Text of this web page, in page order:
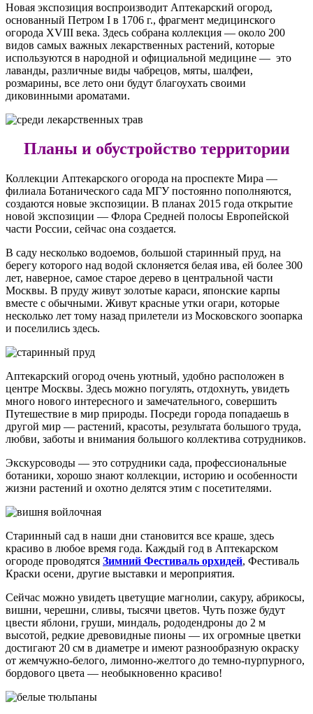
Новая экспозиция воспроизводит Аптекарский огород,
основанный Петром I в 1706 г., фрагмент медицинского
огорода XVIII века. Здесь собрана коллекция — около 200
видов самых важных лекарственных растений, которые
используются в народной и официальной медицине — это
лаванды, различные виды чабрецов, мяты, шалфеи,
розмарины, все лето они будут благоухать своими
диковинными ароматами.
Планы и обустройство территории
Коллекции Аптекарского огорода на проспекте Мира —
филиала Ботанического сада МГУ постоянно пополняются,
создаются новые экспозиции. В планах 2015 года открытие
новой экспозиции — Флора Средней полосы Европейской
части России, сейчас она создается.
В саду несколько водоемов, большой старинный пруд, на
берегу которого над водой склоняется белая ива, ей более 300
лет, наверное, самое старое дерево в центральной части
Москвы. В пруду живут золотые караси, японские карпы
вместе с обычными. Живут красные утки огари, которые
несколько лет тому назад прилетели из Московского зоопарка
и поселились здесь.
Аптекарский огород очень уютный, удобно расположен в
центре Москвы. Здесь можно погулять, отдохнуть, увидеть
много нового интересного и замечательного, совершить
Путешествие в мир природы. Посреди города попадаешь в
другой мир — растений, красоты, результата большого труда,
любви, заботы и внимания большого коллектива сотрудников.
Экскурсоводы — это сотрудники сада, профессиональные
ботаники, хорошо знают коллекции, историю и особенности
жизни растений и охотно делятся этим с посетителями.
Старинный сад в наши дни становится все краше, здесь
красиво в любое время года. Каждый год в Аптекарском
огороде проводятся Зимний Фестиваль орхидей, Фестиваль
Краски осени, другие выставки и мероприятия.
Сейчас можно увидеть цветущие магнолии, сакуру, абрикосы,
вишни, черешни, сливы, тысячи цветов. Чуть позже будут
цвести яблони, груши, миндаль, рододендроны до 2 м
высотой, редкие древовидные пионы — их огромные цветки
достигают 20 см в диаметре и имеют разнообразную окраску
от жемчужно-белого, лимонно-желтого до темно-пурпурного,
бордового цвета — необыкновенно красиво!